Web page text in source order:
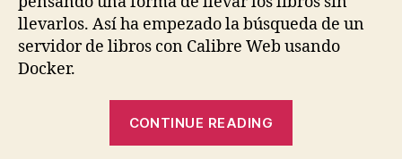
llevarlos. Así ha empezado la búsqueda de un
servidor de libros con Calibre Web usando
Docker.
CONTINUE READING